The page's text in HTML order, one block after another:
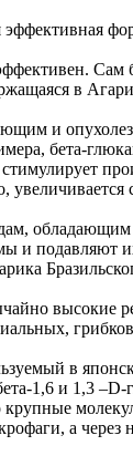
эффективная
в
и
бета-
и подавляют
высокие
в
1,6 и 1,3
а